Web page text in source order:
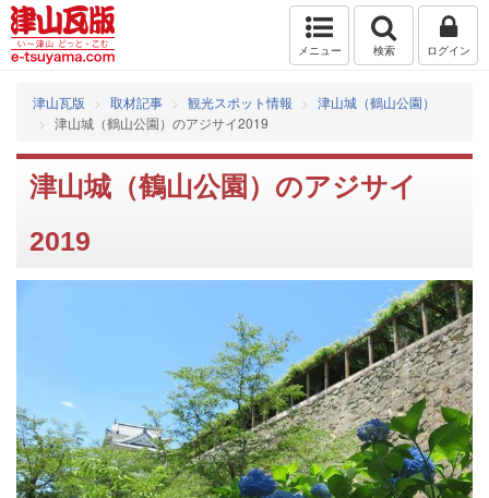
メニュー 検索 ログイン
津山瓦版 取材記事 観光スポット情報
津山城（鶴山公園）
津山城（鶴山公園）のアジサイ2019
津山城（鶴山公園）のアジサイ
2019